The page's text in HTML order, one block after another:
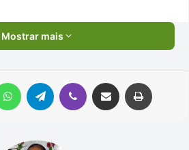
Mostrar mais
WhatsAppTelegram Viber Compartilhar via e-mail